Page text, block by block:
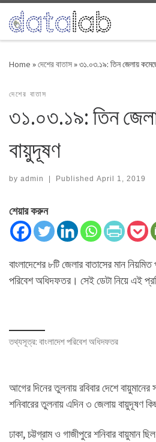
Skip to content
Home »দেশের বাতাস»৩১.০৩.১৯: তিন জেলায়
দেশের বাতাস
৩১.০৩.১৯: তিন
বায়ুদূষণ
by admin | Published April 1, 2019
শেয়ার করুন
বাংলাদেশের ৮টি জেলার বাতাসের মান
পরিবেশ অধিদফতর। সেই ডেটা নিয়ে এই
তথ্যসূত্র: বাংলাদেশ পরিবেশ অধিদফতর
আগের দিনের তুলনায় রবিবার দেশে
শনিবারের তুলনায় এদিন ৩ জেলায় বায়ুদূষণ
ঢাকা, চট্টগ্রাম ও গাজীপুরে শনিবার বায়ুমান